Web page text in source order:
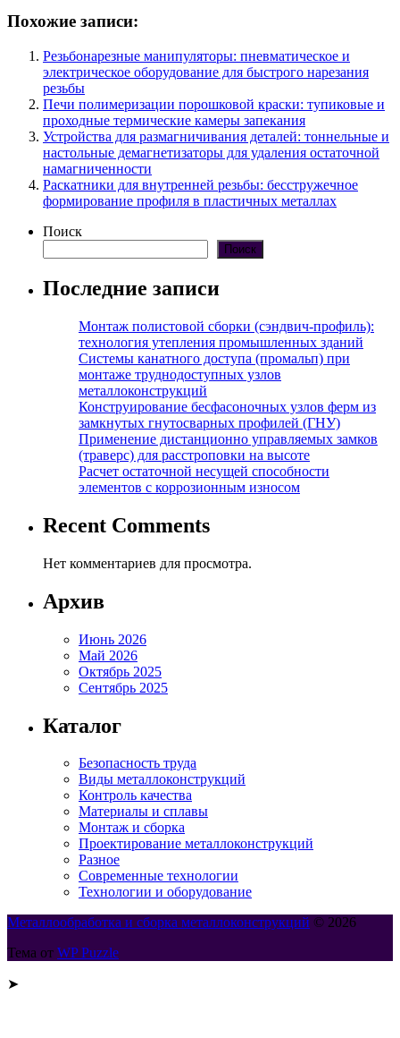
Похожие записи:
Резьбонарезные манипуляторы: пневматическое и
электрическое оборудование для быстрого нарезания
резьбы
Печи полимеризации порошковой краски: тупиковые и
проходные термические камеры запекания
Устройства для размагничивания деталей: тоннельные и
настольные демагнетизаторы для удаления остаточной
намагниченности
Раскатники для внутренней резьбы: бесстружечное
формирование профиля в пластичных металлах
Поиск
Поиск
Последние записи
Монтаж полистовой сборки (сэндвич-профиль):
технология утепления промышленных зданий
Системы канатного доступа (промальп) при
монтаже труднодоступных узлов
металлоконструкций
Конструирование бесфасоночных узлов ферм из
замкнутых гнутосварных профилей (ГНУ)
Применение дистанционно управляемых замков
(траверс) для расстроповки на высоте
Расчет остаточной несущей способности
элементов с коррозионным износом
Recent Comments
Нет комментариев для просмотра.
Архив
Июнь 2026
Май 2026
Октябрь 2025
Сентябрь 2025
Каталог
Безопасность труда
Виды металлоконструкций
Контроль качества
Материалы и сплавы
Монтаж и сборка
Проектирование металлоконструкций
Разное
Современные технологии
Технологии и оборудование
Металлообработка и сборка металлоконструкций © 2026
Тема от WP Puzzle
➤